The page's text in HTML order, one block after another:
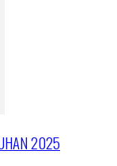
2025